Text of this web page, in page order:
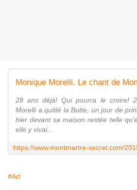
28 ans déjà! Qui pourra le croire!
Morelli a quitté la Butte, un jour de
hier devant sa maison restée telle
elle y vivai...
#Art